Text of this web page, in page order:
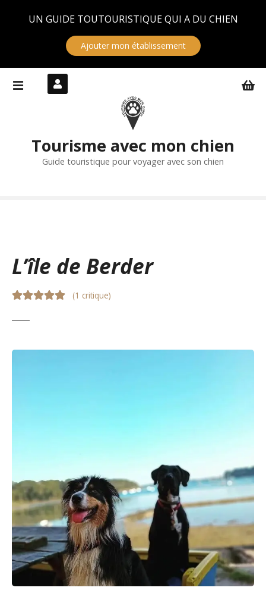
UN GUIDE TOUTOURISTIQUE QUI A DU CHIEN
Ajouter mon établissement
Tourisme avec mon chien
Guide touristique pour voyager avec son chien
L’île de Berder
(1 critique)